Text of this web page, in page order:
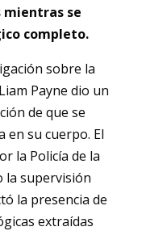
se
completo.
sobre la
Payne dio un
de que se
en su cuerpo. El
la Policía de la
la supervisión
la presencia de
extraídas